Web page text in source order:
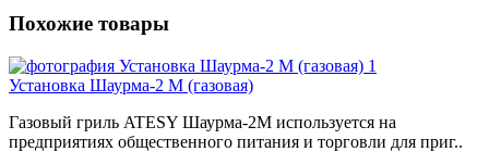
Похожие товары
Установка Шаурма-2 М (газовая)
Газовый гриль ATESY Шаурма-2М используется на
предприятиях общественного питания и торговли для приг..